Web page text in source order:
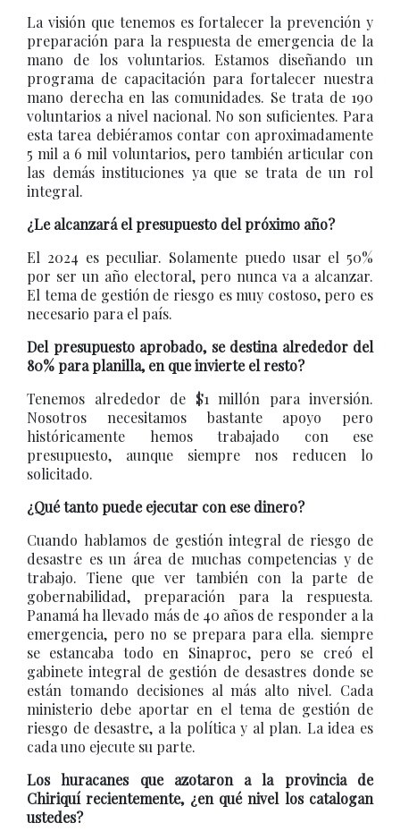
La visión que tenemos es fortalecer la prevención y
preparación para la respuesta de emergencia de la
mano de los voluntarios. Estamos diseñando un
programa de capacitación para fortalecer nuestra
mano derecha en las comunidades. Se trata de 190
voluntarios a nivel nacional. No son suficientes. Para
esta tarea debiéramos contar con aproximadamente
5 mil a 6 mil voluntarios, pero también articular con
las demás instituciones ya que se trata de un rol
integral.
¿Le alcanzará el presupuesto del próximo año?
El 2024 es peculiar. Solamente puedo usar el 50%
por ser un año electoral, pero nunca va a alcanzar.
El tema de gestión de riesgo es muy costoso, pero es
necesario para el país.
Del presupuesto aprobado, se destina alrededor del
80% para planilla, en que invierte el resto?
Tenemos alrededor de $1 millón para inversión.
Nosotros necesitamos bastante apoyo pero
históricamente hemos trabajado con ese
presupuesto, aunque siempre nos reducen lo
solicitado.
¿Qué tanto puede ejecutar con ese dinero?
Cuando hablamos de gestión integral de riesgo de
desastre es un área de muchas competencias y de
trabajo. Tiene que ver también con la parte de
gobernabilidad, preparación para la respuesta.
Panamá ha llevado más de 40 años de responder a la
emergencia, pero no se prepara para ella. siempre
se estancaba todo en Sinaproc, pero se creó el
gabinete integral de gestión de desastres donde se
están tomando decisiones al más alto nivel. Cada
ministerio debe aportar en el tema de gestión de
riesgo de desastre, a la política y al plan. La idea es
cada uno ejecute su parte.
Los huracanes que azotaron a la provincia de
Chiriquí recientemente, ¿en qué nivel los catalogan
ustedes?